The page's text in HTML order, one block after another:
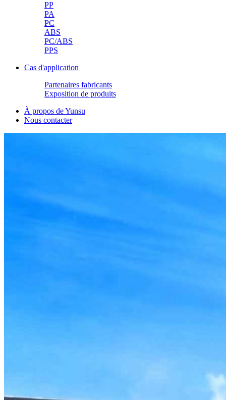
PP
PA
PC
ABS
PC/ABS
PPS
Cas d'application
Partenaires fabricants
Exposition de produits
À propos de Yunsu
Nous contacter